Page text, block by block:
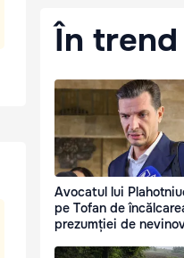
În trend
Avocatul lui
pe Tofan de
prezumției de